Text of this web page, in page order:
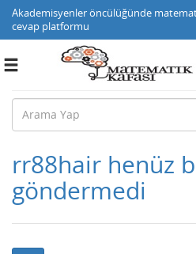
Akademisyenler öncülüğünde
cevap platformu
Toggle
rr88hair henüz
göndermedi